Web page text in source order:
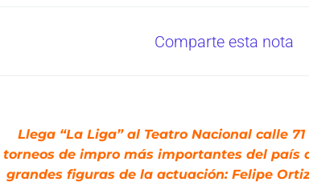
Comparte esta nota
Llega “La Liga” al Teatro Nacional calle
torneos de impro más importantes del país
grandes figuras de la actuación: Felipe